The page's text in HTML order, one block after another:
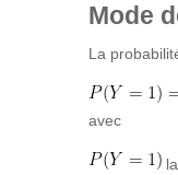
Mode
La
avec
la